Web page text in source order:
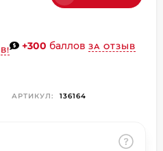
+300 баллов ЗА ОТЗЫВ
АРТИКУЛ: 136164